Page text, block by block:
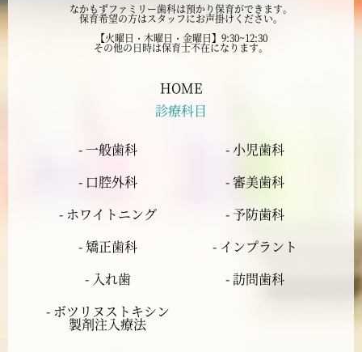
2024年7月
2024年5月
2024年2月
なかもずファミリー歯科は預かり保育ができます。
保育希望の方はスタッフにお声掛けください。
【火曜日・木曜日・金曜日】9:30~12:30
その他の日時は保育士不在になります。
HOME
診療科目
- 一般歯科
- 小児歯科
- 口腔外科
- 審美歯科
- ホワイトニング
- 予防歯科
- 矯正歯科
- インプラント
- 入れ歯
- 訪問歯科
- ボツリヌストキシン
製剤注入療法